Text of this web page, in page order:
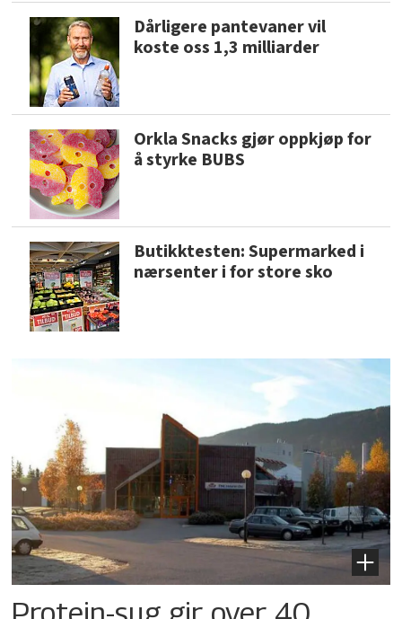
Dårligere pantevaner vil
koste oss 1,3 milliarder
Orkla Snacks gjør oppkjøp for
å styrke BUBS
Butikktesten: Supermarked i
nærsenter i for store sko